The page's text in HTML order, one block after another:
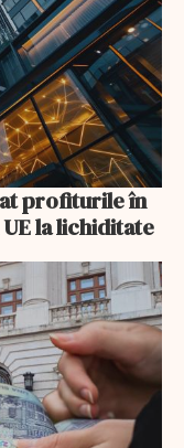
profiturile în
la lichiditate